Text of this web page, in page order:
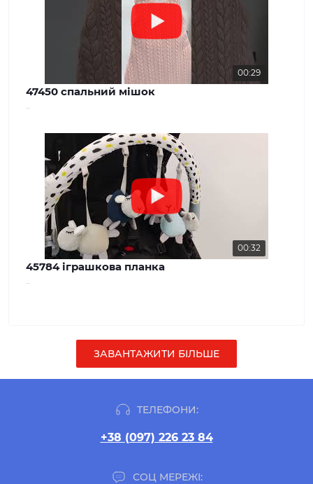
00:29
47450 спальний мішок
00:32
45784 іграшкова планка
ЗАВАНТАЖИТИ БІЛЬШЕ
ТЕЛЕФОНИ:
+38 (097) 226 23 84
СОЦ МЕРЕЖІ: